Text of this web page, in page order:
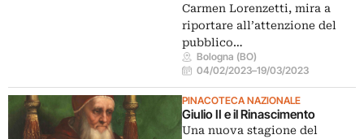
Carmen Lorenzetti, mira a
riportare all’attenzione del
pubblico…
Bologna (BO)
04/02/2023–19/03/2023
PINACOTECA NAZIONALE
Giulio II e il Rinascimento
Una nuova stagione del